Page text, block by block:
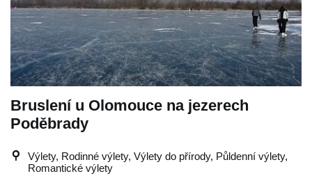
Bruslení u Olomouce na jezerech
Poděbrady
Výlety, Rodinné výlety, Výlety do přírody, Půldenní výlety,
Romantické výlety